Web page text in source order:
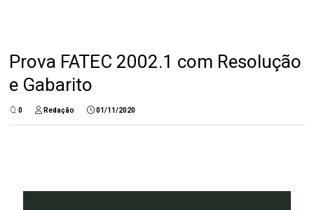
Prova FATEC 2002.1 com Resolução
e Gabarito
0 Redação 01/11/2020